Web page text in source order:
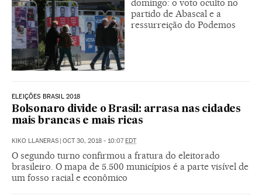
domingo: o voto oculto no
partido de Abascal e a
ressurreição do Podemos
ELEIÇÕES BRASIL 2018
Bolsonaro divide o Brasil: arrasa nas cidades
mais brancas e mais ricas
KIKO LLANERAS | OCT 30, 2018 - 10:07EDT
O segundo turno confirmou a fratura do eleitorado
brasileiro. O mapa de 5.500 municípios é a parte visível de
um fosso racial e econômico